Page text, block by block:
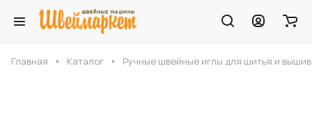
Главная Каталог Ручные швейные иглы для шитья и